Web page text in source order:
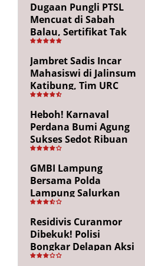
Dugaan Pungli PTSL
Mencuat di Sabah
Balau, Sertifikat Tak
Kunjung Diterima,
Warga Tempuh Jalur
Hukum
Jambret Sadis Incar
Mahasiswi di Jalinsum
Katibung, Tim URC
Ringkus Pelaku dan
Sita Barang Bukti
Heboh! Karnaval
Perdana Bumi Agung
Sukses Sedot Ribuan
Penonton, Enam
Lingkungan Tampil All
Out
GMBI Lampung
Bersama Polda
Lampung Salurkan
Puluhan Paket
Sembako di
Bakauheni, Wujud
Kepedulian Sambut
HUT RI ke-81
Residivis Curanmor
Dibekuk! Polisi
Bongkar Delapan Aksi
Pencurian di